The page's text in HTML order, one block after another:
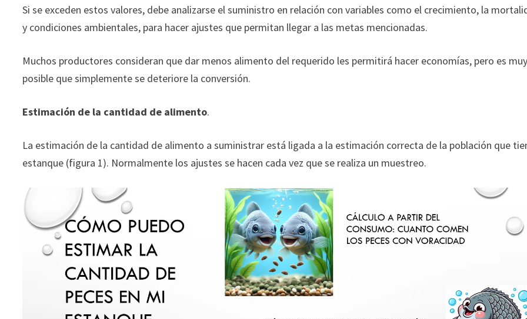
Si se exceden estos valores, debe analizarse el suministro en relación con variables como el crecimiento, la
y condiciones ambientales, para hacer ajustes que permitan llegar a las metas mencionadas.
Muchos productores consideran que dar menos alimento del requerido les permitirá hacer economías, pero es muy
posible que simplemente se deteriore la conversión.
Estimación de la cantidad de alimento.
La estimación de la cantidad de alimento a suministrar está ligada a la estimación correcta de la población que
estanque (figura 1). Normalmente los ajustes se hacen cada vez que se realiza un muestreo.